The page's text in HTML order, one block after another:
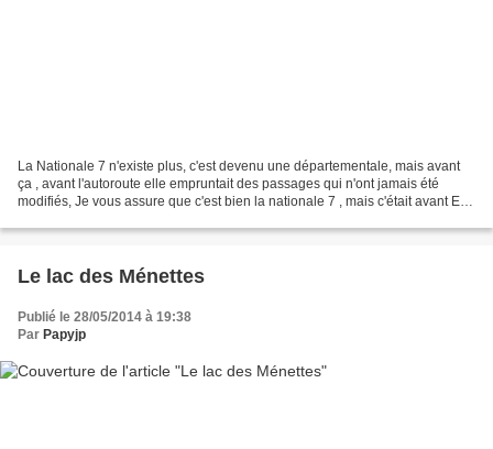
La Nationale 7 n'existe plus, c'est devenu une départementale, mais avant
ça , avant l'autoroute elle empruntait des passages qui n'ont jamais été
modifiés, Je vous assure que c'est bien la nationale 7 , mais c'était avant Elle
Le lac des Ménettes
Publié le 28/05/2014 à 19:38
Par Papyjp